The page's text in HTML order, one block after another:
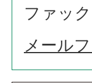
ファッ
メール